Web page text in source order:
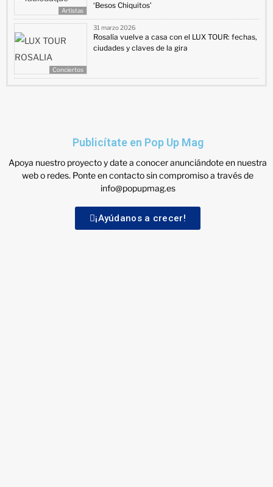
Artistas
‘Besos Chiquitos’
Conciertos
31 marzo 2026
Rosalía vuelve a casa con el LUX TOUR: fechas,
ciudades y claves de la gira
Publicítate en Pop Up Mag
Apoya nuestro proyecto y date a conocer anunciándote en nuestra
web o redes. Ponte en contacto sin compromiso a través de
info@popupmag.es
¡Ayúdanos a crecer!